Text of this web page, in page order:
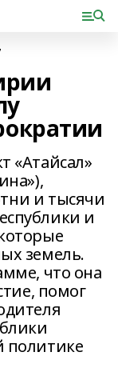
«Атайсал»
и тысячи
и
земель.
что она
помог
политике